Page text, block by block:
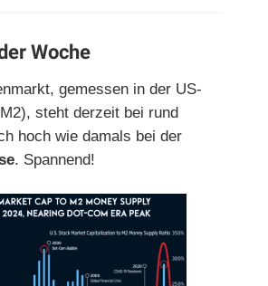
Woche
gemessen in der US-
steht derzeit bei rund
hoch wie damals bei der
. Spannend!